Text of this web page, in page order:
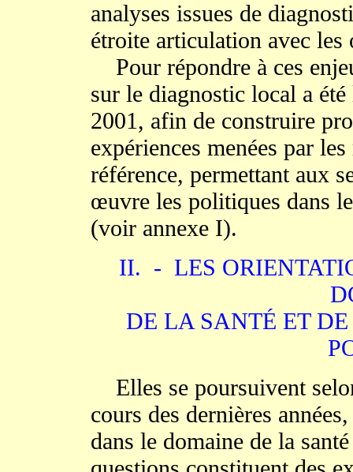
analyses issues de
étroite articulation avec les
Pour répondre à ces
sur le diagnostic local a
2001, afin de construire
expériences menées par
référence, permettant aux
œuvre les politiques dans
(voir annexe I).
II. - LES
DE LA SANTÉ ET
Elles se poursuivent
cours des dernières
dans le domaine de la